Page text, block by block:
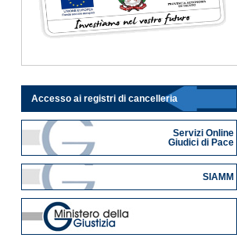
Accesso ai registri di cancelleria
Servizi Online
Giudici di Pace
SIAMM